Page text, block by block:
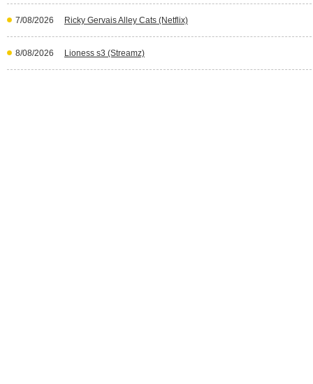
7/08/2026 Ricky Gervais Alley Cats (Netflix)
8/08/2026 Lioness s3 (Streamz)